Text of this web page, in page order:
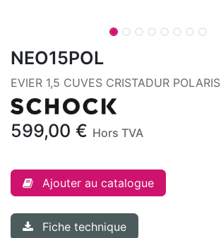
NEO15POL
EVIER 1,5 CUVES CRISTADUR POLARIS
599,00 € Hors TVA
Ajouter au catalogue
Fiche technique